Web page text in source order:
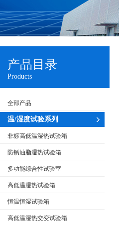
产品目录
Products
全部产品
温/湿度试验系列
非标高低温湿热试验箱
防锈油脂湿热试验箱
多功能综合性试验室
高低温湿热试验箱
恒温恒湿试验箱
高低温湿热交变试验箱